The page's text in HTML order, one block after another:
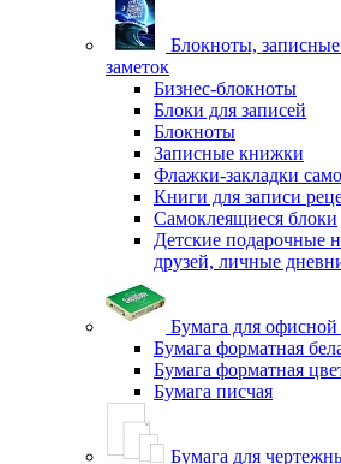
Блокноты,
заметок
Бизнес-блокноты
Блоки для записей
Блокноты
Записные книжки
Флажки-закладки
Книги для записи
Самоклеящиеся блоки
Детские подарочные
друзей, личные
Бумага для
Бумага форматная
Бумага форматная
Бумага писчая
Бумага для